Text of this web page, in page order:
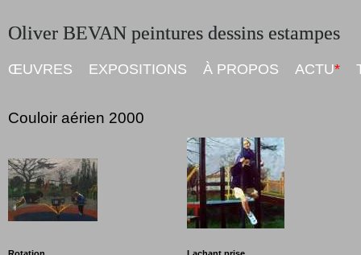
Couloir aérien 2000
Oliver BEVAN peintures dessins estampes
Oliver BEVAN peintures dessins estampes
ŒUVRES EXPOSITIONS À PROPOS ACTU*